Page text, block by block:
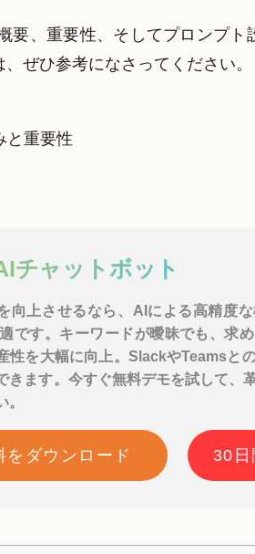
要、重要性、そしてプロンプト
ぜひ参考になさってください。
と重要性
チャットボット
向上させるなら、AIによる高精度
です。キーワードが曖昧でも、求
性を大幅に向上。SlackやTeamsと
きます。今すぐ無料デモを試して、
。
をダウンロード 30日